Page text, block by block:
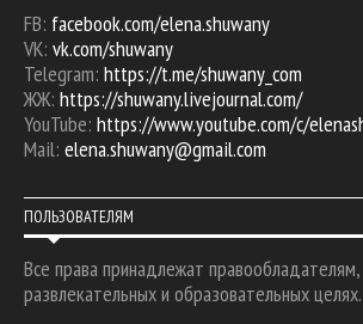
FB: facebook.com/elena.shuwany
VK: vk.com/shuwany
Telegram: https://t.me/shuwany_com
ЖЖ: https://shuwany.livejournal.com/
YouTube: https://www.youtube.com/c/
Mail: elena.shuwany@gmail.com
ПОЛЬЗОВАТЕЛЯМ
Все права принадлежат
развлекательных и образовательных целях.